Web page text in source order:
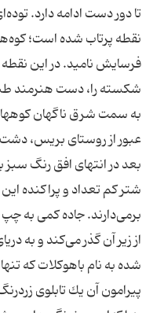
تا دور دست ادامه دارد.
نقطه پرتاب شده است؛
فرسایش نامید. در این
شكسته را، دست هنرمند
به سمت شرق ناگهان
عبور از روستای بریس،
بعد در انتهای افق رنگ
شتر كم تعداد و پراكنده
برمی‌دارند. جاده كمی به
از زیر آن گذر می‌كند و به
شده به نام باهوكلات كه
پیرامون آن یك تابلوی